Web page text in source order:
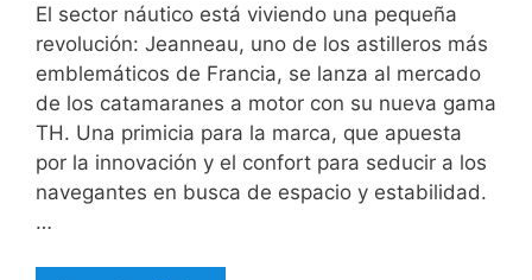
El sector náutico está viviendo una pequeña
revolución: Jeanneau, uno de los astilleros más
emblemáticos de Francia, se lanza al mercado
de los catamaranes a motor con su nueva gama
TH. Una primicia para la marca, que apuesta
por la innovación y el confort para seducir a los
navegantes en busca de espacio y estabilidad.
…